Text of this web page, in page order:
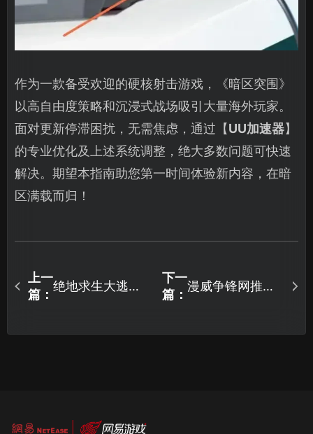
作为一款备受欢迎的硬核射击游戏，《暗区突围》
以高自由度策略和沉浸式战场吸引大量海外玩家。
面对更新停滞困扰，无需焦虑，通过【UU加速器】
的专业优化及上述系统调整，绝大多数问题可快速
解决。期望本指南助您第一时间体验新内容，在暗
区满载而归！
上一
篇：
绝地求生大逃杀
容？
下一
篇：
漫威争锋网推荐